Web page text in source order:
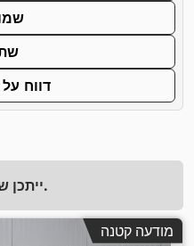
דווח
ייתכן שגם מודעות אלה יעניינו אותך.
מודעה קטנה